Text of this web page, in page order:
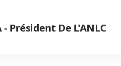
- Président De L'ANLC